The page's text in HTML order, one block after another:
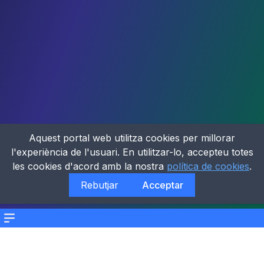
Menu
Aquest portal web utilitza cookies per millorar
l'experiència de l'usuari. En utilitzar-lo, accepteu totes
les cookies d'acord amb la nostra política de cookies.
Rebutjar
Acceptar